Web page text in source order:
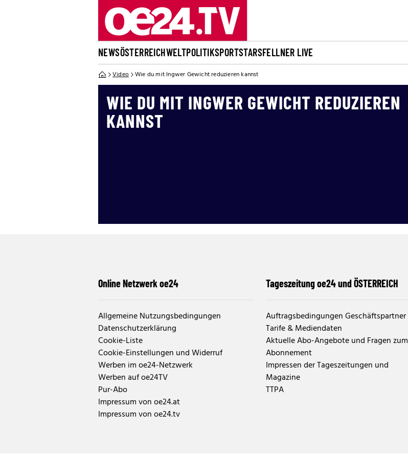
NEWSÖSTERREICHWELTPOLITIKSPORTSTARSFELLNER LIVE
Video Wie du mit Ingwer Gewicht reduzieren kannst
WIE DU MIT INGWER GEWICHT REDUZIEREN
KANNST
Online Netzwerk oe24
Allgemeine Nutzungsbedingungen
Datenschutzerklärung
Cookie-Liste
Cookie-Einstellungen und Widerruf
Werben im oe24-Netzwerk
Werben auf oe24TV
Pur-Abo
Impressum von oe24.at
Impressum von oe24.tv
Tageszeitung oe24 und ÖSTERREICH
Auftragsbedingungen Geschäftspartner
Tarife & Mediendaten
Aktuelle Abo-Angebote und Fragen zum
Abonnement
Impressen der Tageszeitungen und
Magazine
TTPA